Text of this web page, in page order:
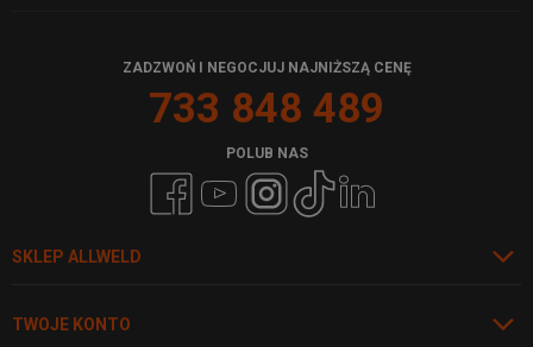
SKLEP ALLWELD
TWOJE KONTO
ZADZWOŃ I NEGOCJUJ NAJNIŻSZĄ CENĘ
733 848 489
POLUB NAS